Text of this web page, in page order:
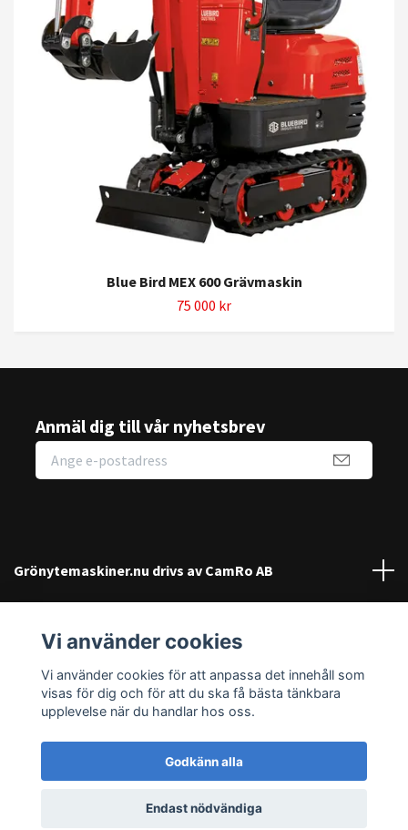
Blue Bird MEX 600 Grävmaskin
75 000 kr
Anmäl dig till vår nyhetsbrev
Grönytemaskiner.nu drivs av CamRo AB
Sociala medier
© 2026 Grönytemaskiner.nu
Vi använder cookies
Vi använder cookies för att anpassa det innehåll som
visas för dig och för att du ska få bästa tänkbara
upplevelse när du handlar hos oss.
Godkänn alla
Endast nödvändiga